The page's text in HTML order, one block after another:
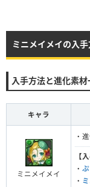
ミニメイメイの入
入手方法と進化素材
キャラ
ミニメイメイ
・
【
・
・